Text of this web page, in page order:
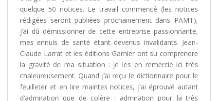
quelque 50 notices. Le travail commencé (les notices
rédigées seront publiées prochainement dans PAMT),
j’ai dû démissionner de cette entreprise passionnante,
mes ennuis de santé étant devenus invalidants. Jean-
Claude Larrat et les éditions Garnier ont su comprendre
la gravité de ma situation : je les en remercie ici très
chaleureusement. Quand j’ai reçu le dictionnaire pour le
feuilleter et en lire maintes notices, j’ai éprouvé autant
d’admiration que de colère : admiration pour la très